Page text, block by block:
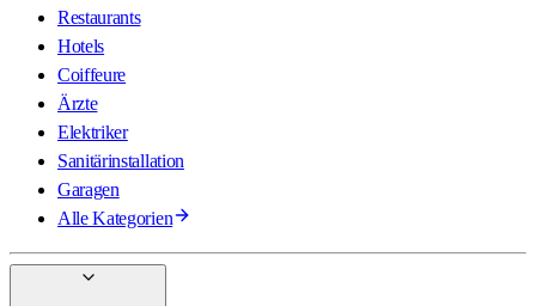
Restaurants
Hotels
Coiffeure
Ärzte
Elektriker
Sanitärinstallation
Garagen
Alle Kategorien